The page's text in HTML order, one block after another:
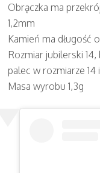
Obrączka ma
1,2mm
Kamień ma długość
Rozmiar jubilerski
palec w rozmiarze 14 i
Masa wyrobu 1,3g